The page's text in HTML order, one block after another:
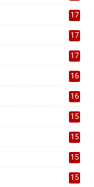
17
17
17
16
16
15
15
15
15